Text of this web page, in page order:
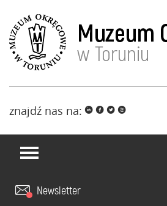
znajdź nas na: i f l x
Newsletter